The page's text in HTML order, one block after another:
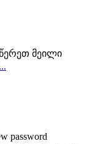
მეილი
password